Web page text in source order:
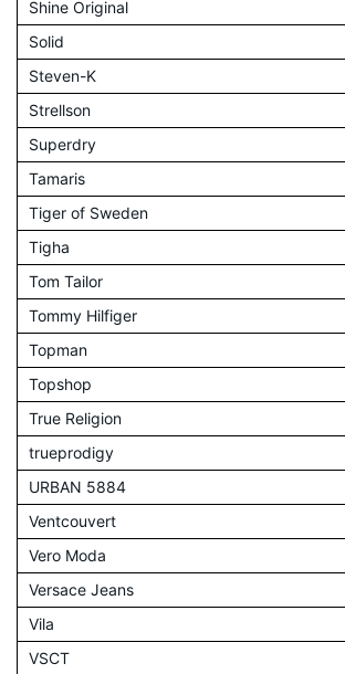
Shine Original
Solid
Steven-K
Strellson
Superdry
Tamaris
Tiger of Sweden
Tigha
Tom Tailor
Tommy Hilfiger
Topman
Topshop
True Religion
trueprodigy
URBAN 5884
Ventcouvert
Vero Moda
Versace Jeans
Vila
VSCT